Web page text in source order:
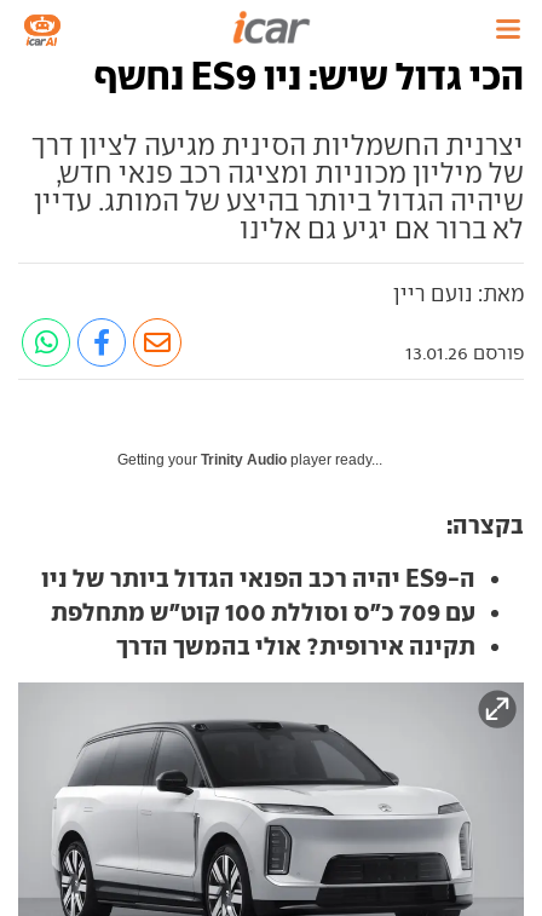
הכי גדול שיש: ניו ES9 נחשף
יצרנית החשמליות הסינית מגיעה לציון דרך
של מיליון מכוניות ומציגה רכב פנאי חדש,
שיהיה הגדול ביותר בהיצע של המותג. עדיין
לא ברור אם יגיע גם אלינו
מאת: נועם ריין
פורסם 13.01.26
Getting your Trinity Audio player ready...
בקצרה:
ה-ES9 יהיה רכב הפנאי הגדול ביותר של ניו
עם 709 כ"ס וסוללת 100 קוט"ש מתחלפת
תקינה אירופית? אולי בהמשך הדרך